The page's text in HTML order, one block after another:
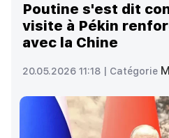
Poutine s'est dit
visite à Pékin
avec la Chine
20.05.2026 11:18 | Catégorie